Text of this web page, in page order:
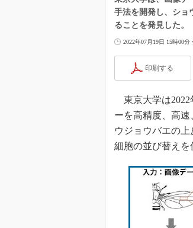
手法を開発し、ショ
ることを発見した。
2022年07月19日 15時00分
印刷する
東京大学は2022
ーを高精度、高
ウジョウバエの
細胞の並び替えを